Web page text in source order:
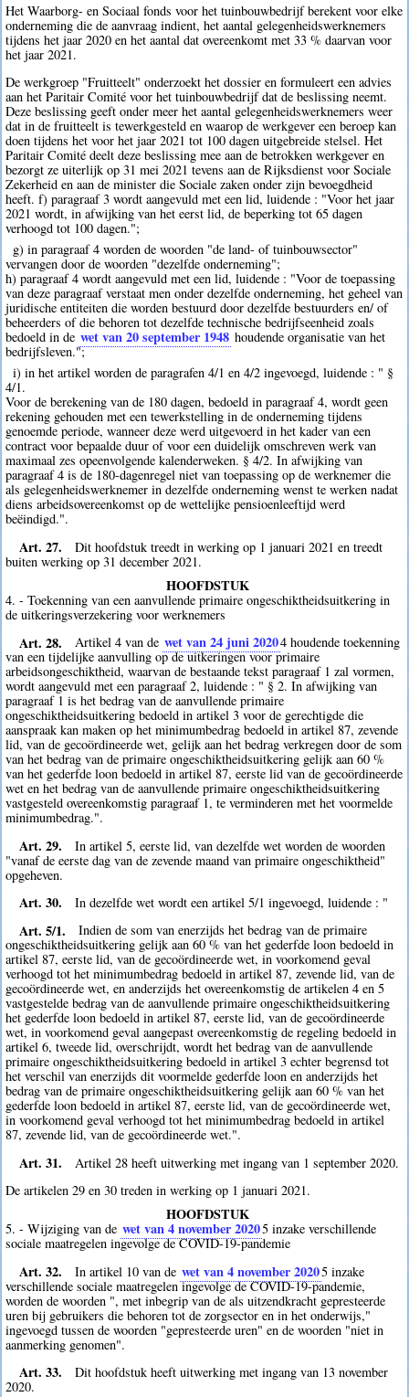
Het Waarborg- en Sociaal fonds voor het tuinbouwbedrijf berekent voor elke
onderneming die de aanvraag indient, het aantal gelegenheidswerknemers
tijdens het jaar 2020 en het aantal dat overeenkomt met 33 % daarvan voor
het jaar 2021.
De werkgroep "Fruitteelt" onderzoekt het dossier en formuleert een advies
aan het Paritair Comité voor het tuinbouwbedrijf dat de beslissing neemt.
Deze beslissing geeft onder meer het aantal gelegenheidswerknemers weer
dat in de fruitteelt is tewerkgesteld en waarop de werkgever een beroep kan
doen tijdens het voor het jaar 2021 tot 100 dagen uitgebreide stelsel. Het
Paritair Comité deelt deze beslissing mee aan de betrokken werkgever en
bezorgt ze uiterlijk op 31 mei 2021 tevens aan de Rijksdienst voor Sociale
Zekerheid en aan de minister die Sociale zaken onder zijn bevoegdheid
heeft. f) paragraaf 3 wordt aangevuld met een lid, luidende : "Voor het jaar
2021 wordt, in afwijking van het eerst lid, de beperking tot 65 dagen
verhoogd tot 100 dagen.";
g) in paragraaf 4 worden de woorden "de land- of tuinbouwsector"
vervangen door de woorden "dezelfde onderneming";
h) paragraaf 4 wordt aangevuld met een lid, luidende : "Voor de toepassing
van deze paragraaf verstaat men onder dezelfde onderneming, het geheel van
juridische entiteiten die worden bestuurd door dezelfde bestuurders en/ of
beheerders of die behoren tot dezelfde technische bedrijfseenheid zoals
bedoeld in de wet van 20 september 1948 houdende organisatie van het
bedrijfsleven.";
i) in het artikel worden de paragrafen 4/1 en 4/2 ingevoegd, luidende : " §
4/1.
Voor de berekening van de 180 dagen, bedoeld in paragraaf 4, wordt geen
rekening gehouden met een tewerkstelling in de onderneming tijdens
genoemde periode, wanneer deze werd uitgevoerd in het kader van een
contract voor bepaalde duur of voor een duidelijk omschreven werk van
maximaal zes opeenvolgende kalenderweken. § 4/2. In afwijking van
paragraaf 4 is de 180-dagenregel niet van toepassing op de werknemer die
als gelegenheidswerknemer in dezelfde onderneming wenst te werken nadat
diens arbeidsovereenkomst op de wettelijke pensioenleeftijd werd
beëindigd.".
Art. 27.
Dit hoofdstuk treedt in werking op 1 januari 2021 en treedt
buiten werking op 31 december 2021.
HOOFDSTUK
4. - Toekenning van een aanvullende primaire ongeschiktheidsuitkering in
de uitkeringsverzekering voor werknemers
Art. 28. Artikel 4 van de wet van 24 juni 20204 houdende toekenning
van een tijdelijke aanvulling op de uitkeringen voor primaire
arbeidsongeschiktheid, waarvan de bestaande tekst paragraaf 1 zal vormen,
wordt aangevuld met een paragraaf 2, luidende : " § 2. In afwijking van
paragraaf 1 is het bedrag van de aanvullende primaire
ongeschiktheidsuitkering bedoeld in artikel 3 voor de gerechtigde die
aanspraak kan maken op het minimumbedrag bedoeld in artikel 87, zevende
lid, van de gecoördineerde wet, gelijk aan het bedrag verkregen door de som
van het bedrag van de primaire ongeschiktheidsuitkering gelijk aan 60 %
van het gederfde loon bedoeld in artikel 87, eerste lid van de gecoördineerde
wet en het bedrag van de aanvullende primaire ongeschiktheidsuitkering
vastgesteld overeenkomstig paragraaf 1, te verminderen met het voormelde
minimumbedrag.".
Art. 29.
In artikel 5, eerste lid, van dezelfde wet worden de woorden
"vanaf de eerste dag van de zevende maand van primaire ongeschiktheid"
opgeheven.
Art. 30. In dezelfde wet wordt een artikel 5/1 ingevoegd, luidende : "
Art. 5/1.
Indien de som van enerzijds het bedrag van de primaire
ongeschiktheidsuitkering gelijk aan 60 % van het gederfde loon bedoeld in
artikel 87, eerste lid, van de gecoördineerde wet, in voorkomend geval
verhoogd tot het minimumbedrag bedoeld in artikel 87, zevende lid, van de
gecoördineerde wet, en anderzijds het overeenkomstig de artikelen 4 en 5
vastgestelde bedrag van de aanvullende primaire ongeschiktheidsuitkering
het gederfde loon bedoeld in artikel 87, eerste lid, van de gecoördineerde
wet, in voorkomend geval aangepast overeenkomstig de regeling bedoeld in
artikel 6, tweede lid, overschrijdt, wordt het bedrag van de aanvullende
primaire ongeschiktheidsuitkering bedoeld in artikel 3 echter begrensd tot
het verschil van enerzijds dit voormelde gederfde loon en anderzijds het
bedrag van de primaire ongeschiktheidsuitkering gelijk aan 60 % van het
gederfde loon bedoeld in artikel 87, eerste lid, van de gecoördineerde wet,
in voorkomend geval verhoogd tot het minimumbedrag bedoeld in artikel
87, zevende lid, van de gecoördineerde wet.".
Art. 31.
Artikel 28 heeft uitwerking met ingang van 1 september 2020.
De artikelen 29 en 30 treden in werking op 1 januari 2021.
HOOFDSTUK
5. - Wijziging van de wet van 4 november 20205 inzake verschillende
sociale maatregelen ingevolge de COVID-19-pandemie
Art. 32. In artikel 10 van de wet van 4 november 20205 inzake
verschillende sociale maatregelen ingevolge de COVID-19-pandemie,
worden de woorden ", met inbegrip van de als uitzendkracht gepresteerde
uren bij gebruikers die behoren tot de zorgsector en in het onderwijs,"
ingevoegd tussen de woorden "gepresteerde uren" en de woorden "niet in
aanmerking genomen".
Art. 33.
Dit hoofdstuk heeft uitwerking met ingang van 13 november
2020.